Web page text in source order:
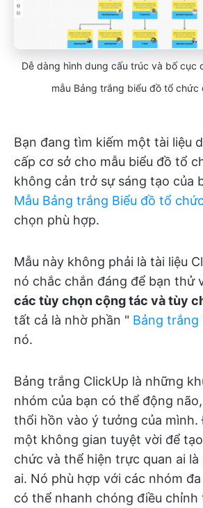
Dễ dàng hình dung cấu trúc và bố cục
mẫu Bảng trắng biểu đồ tổ chức
Bạn đang tìm kiếm một tài liệu
cấp cơ sở cho mẫu biểu đồ tổ
không cản trở sự sáng tạo của
Mẫu Bảng trắng Biểu đồ tổ
chọn phù hợp.
Mẫu này không phải là tài liệu
nó chắc chắn đáng để bạn thử
các tùy chọn cộng tác và tùy
tất cả là nhờ phần " Bảng trắng
nó.
Bảng trắng ClickUp là những
nhóm của bạn có thể động
thổi hồn vào ý tưởng của mình.
một không gian tuyệt vời để
chức và thể hiện trực quan ai
ai. Nó phù hợp với các nhóm
có thể nhanh chóng điều chỉnh